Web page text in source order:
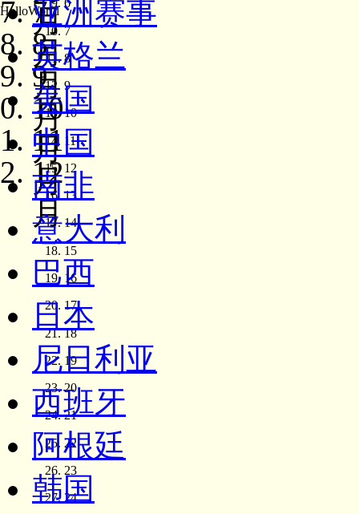
6
7
8
9
10
11
12
13
14
15
16
17
18
19
20
21
22
23
24
月
7
月
8
月
9
月
10
月
11
月
12
月
HelloWorld亚洲赛事
英格兰
美国
中国
南非
意大利
巴西
日本
尼日利亚
西班牙
阿根廷
韩国